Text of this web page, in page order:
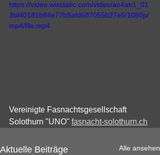
https://video.wixstatic.com/video/ae4ab1_01
3bf40181b84e77b9afd687055b27e5/1080p/
mp4/file.mp4
Vereinigte Fasnachtsgesellschaft
Solothurn "UNO" fasnacht-solothurn.ch
Aktuelle Beiträge Alle ansehen